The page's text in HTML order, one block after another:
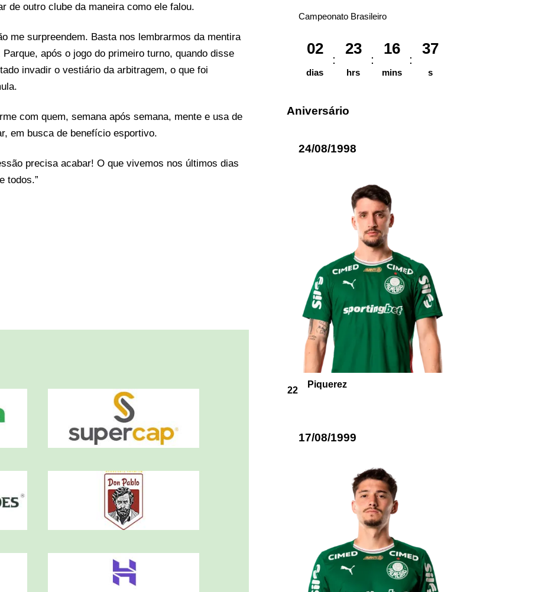
de outro clube da maneira como ele falou.
me surpreendem. Basta nos lembrarmos da mentira
após o jogo do primeiro turno, quando disse
invadir o vestiário da arbitragem, o que foi
com quem, semana após semana, mente e usa de
em busca de benefício esportivo.
precisa acabar! O que vivemos nos últimos dias
todos.”
Campeonato Brasileiro
02
dias
23
hrs
16
mins
37
s
Aniversário
24/08/1998
22
Piquerez
17/08/1999